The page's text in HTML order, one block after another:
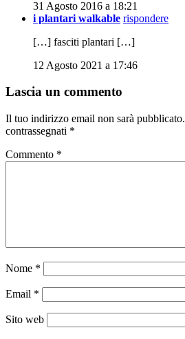
31 Agosto 2016 a 18:21
i plantari walkable rispondere
[…] fasciti plantari […]
12 Agosto 2021 a 17:46
Lascia un commento
Il tuo indirizzo email non sarà pubblicato.
contrassegnati *
Commento *
Nome *
Email *
Sito web